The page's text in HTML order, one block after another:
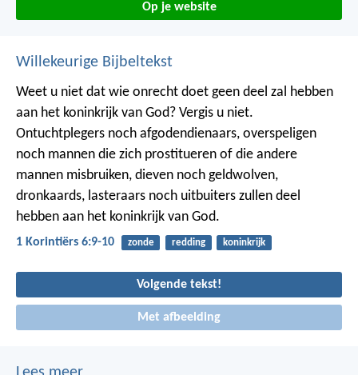
Op je website
Willekeurige Bijbeltekst
Weet u niet dat wie onrecht doet geen deel zal hebben
aan het koninkrijk van God? Vergis u niet.
Ontuchtplegers noch afgodendienaars, overspeligen
noch mannen die zich prostitueren of die andere
mannen misbruiken, dieven noch geldwolven,
dronkaards, lasteraars noch uitbuiters zullen deel
hebben aan het koninkrijk van God.
1 Korintiërs 6:9-10 zonde redding koninkrijk
Volgende tekst!
Met afbeelding